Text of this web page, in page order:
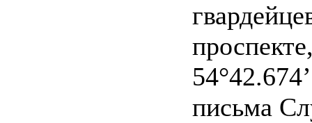
письма